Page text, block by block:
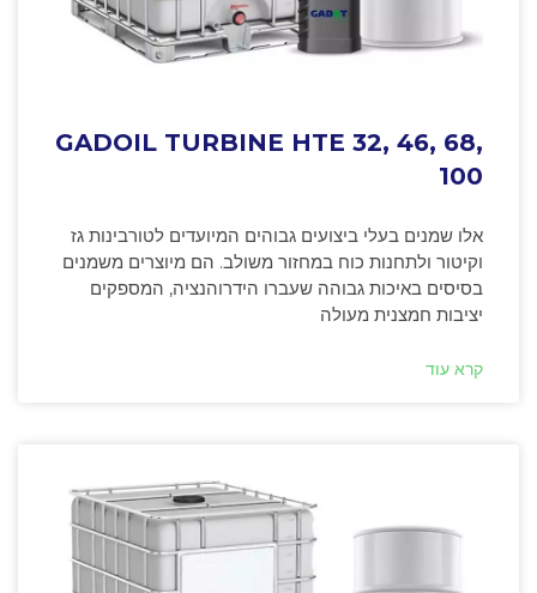
GADOIL TURBINE HTE 32, 46, 68,
100
אלו שמנים בעלי ביצועים גבוהים המיועדים לטורבינות גז
וקיטור ולתחנות כוח במחזור משולב. הם מיוצרים משמנים
בסיסים באיכות גבוהה שעברו הידרוהנציה, המספקים
יציבות חמצנית מעולה
קרא עוד